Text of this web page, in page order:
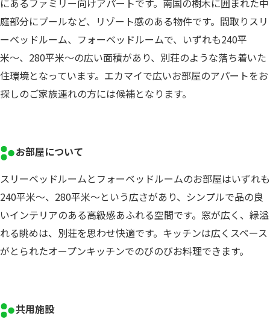
にあるファミリー向けアパートです。南国の樹木に囲まれた中
庭部分にプールなど、リゾート感のある物件です。間取りスリ
ーベッドルーム、フォーベッドルームで、いずれも240平
米〜、280平米〜の広い面積があり、別荘のような落ち着いた
住環境となっています。エカマイで広いお部屋のアパートをお
探しのご家族連れの方には候補となります。
お部屋について
スリーベッドルームとフォーベッドルームのお部屋はいずれも
240平米〜、280平米〜という広さがあり、シンプルで品の良
いインテリアのある高級感あふれる空間です。窓が広く、緑溢
れる眺めは、別荘を思わせ快適です。キッチンは広くスペース
がとられたオープンキッチンでのびのびお料理できます。
共用施設